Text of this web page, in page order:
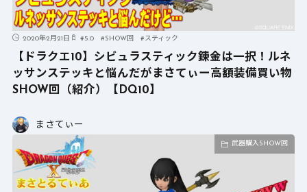
2020年2月21日 #5.0 #SHOW回 #スティック
【ドラクエ10】シビュラスティック錬金は一択！ルネ
ッサンステッキと悩んだがまさてぃー高額装備買い物
SHOW回（紹介）【DQ10】
まさてぃー
武器購入SHOW回